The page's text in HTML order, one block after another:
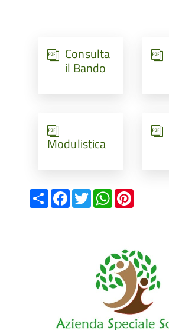
Consulta
il Bando
Modulistica
ShareFacebookTwitterWhatsApp